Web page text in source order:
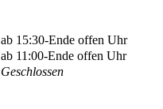
ab 15:30-Ende offen Uhr
ab 11:00-Ende offen Uhr
Geschlossen